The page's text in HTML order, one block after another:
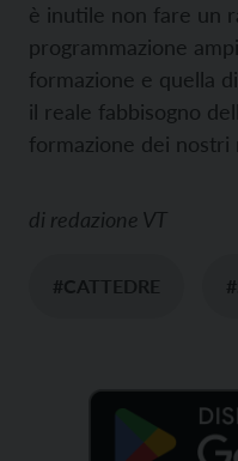
è inutile non fare un
programmazione
formazione e quella
il reale fabbisogno
formazione dei nostri
di redazione VT
#CATTEDRE